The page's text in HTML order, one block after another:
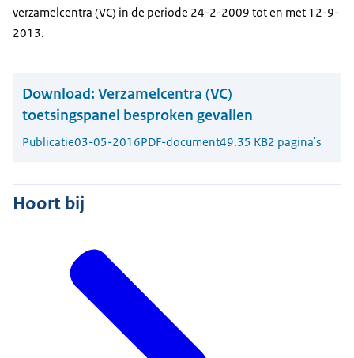
verzamelcentra (VC) in de periode 24-2-2009 tot en met 12-9-
2013.
Download: Verzamelcentra (VC)
toetsingspanel besproken gevallen
Publicatie03-05-2016PDF-document49.35 KB2 pagina's
Hoort bij